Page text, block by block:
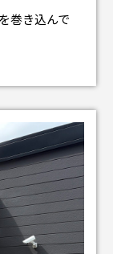
巻き込んで